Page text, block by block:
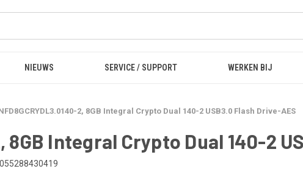
NIEUWS SERVICE / SUPPORT WERKEN BIJ
2, 8GB Integral Crypto Dual 140-2 USB3.0 Flash Drive-AES
8GB Integral Crypto Dual 140-2